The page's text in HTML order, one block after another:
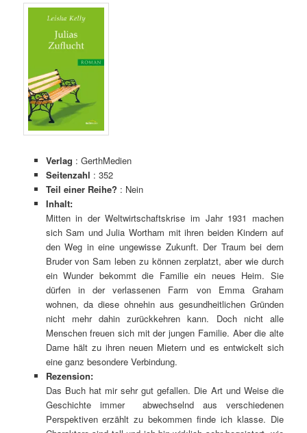
Verlag : GerthMedien
Seitenzahl : 352
Teil einer Reihe? : Nein
Inhalt:
Mitten in der Weltwirtschaftskrise im Jahr 1931 machen
sich Sam und Julia Wortham mit ihren beiden Kindern auf
den Weg in eine ungewisse Zukunft. Der Traum bei dem
Bruder von Sam leben zu können zerplatzt, aber wie durch
ein Wunder bekommt die Familie ein neues Heim. Sie
dürfen in der verlassenen Farm von Emma Graham
wohnen, da diese ohnehin aus gesundheitlichen Gründen
nicht mehr dahin zurückkehren kann. Doch nicht alle
Menschen freuen sich mit der jungen Familie. Aber die alte
Dame hält zu ihren neuen Mietern und es entwickelt sich
eine ganz besondere Verbindung.
Rezension:
Das Buch hat mir sehr gut gefallen. Die Art und Weise die
Geschichte immer abwechselnd aus verschiedenen
Perspektiven erzählt zu bekommen finde ich klasse. Die